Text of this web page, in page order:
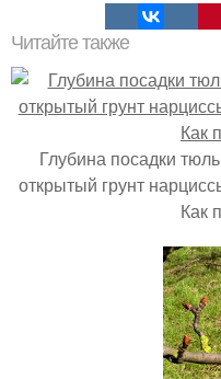
Читайте также
Глубина посадки
открытый грунт
Как